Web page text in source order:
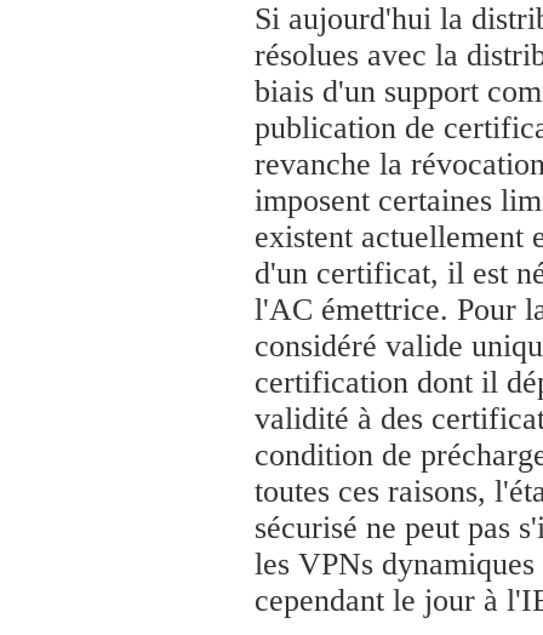
Si aujourd'hui la
résolues avec la
biais d'un support
publication de
revanche la
imposent certaines
existent actuellement
d'un certificat, il est
l'AC émettrice. Pour
considéré valide
certification dont il
validité à des
condition de
toutes ces raisons,
sécurisé ne peut pas
les VPNs
cependant le jour à